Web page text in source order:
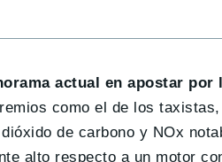
actual en apostar por
como el de los
de carbono y NOx
alto respecto a un motor